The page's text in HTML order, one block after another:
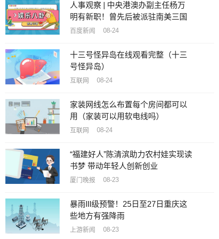
人事观察 | 中央港澳办副主任杨万
明有新职！曾先后被派驻南美三国
百度新闻 08-24
十三号怪异岛在线观看完整（十三
号怪异岛）
互联网 08-24
家装网线怎么布置每个房间都可以
用（家装可以用软电线吗）
互联网 08-24
“福建好人”陈清滨助力农村娃实现读
书梦 带动年轻人创新创业
厦门晚报 08-23
暴雨III级预警！25日至27日重庆这
些地方有强降雨
上游新闻 08-23